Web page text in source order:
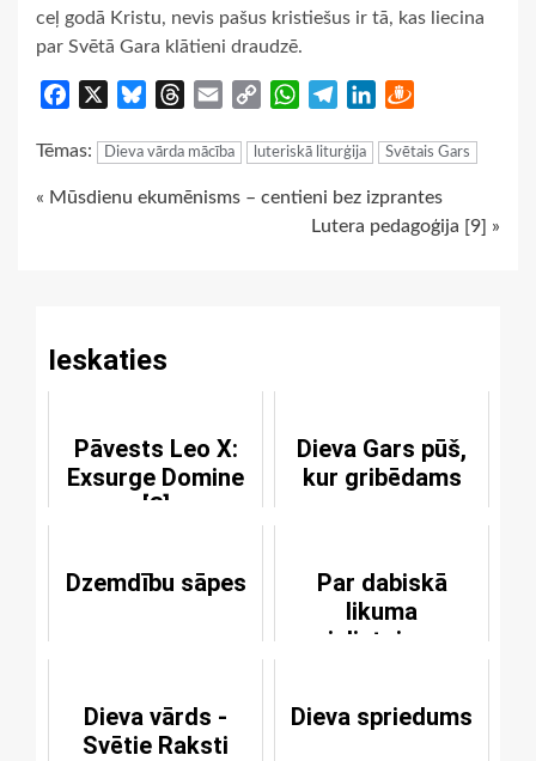
ceļ godā Kristu, nevis pašus kristiešus ir tā, kas liecina
par Svētā Gara klātieni draudzē.
Facebook BlueskyThreads
Email
Copy
WhatsApp
TelegramLinkedIn
Tēmas: Dieva vārda mācība luteriskā liturģija Svētais Gars
Continue
« Mūsdienu ekumēnisms – centieni bez izprantes
Lutera pedagoģija [9] »
Ieskaties
Pāvests Leo X:
Exsurge Domine
[3]
Dieva Gars pūš,
kur gribēdams
Dzemdību sāpes
Par dabiskā
likuma
pielietojumu
Dieva vārds -
Svētie Raksti
Dieva spriedums